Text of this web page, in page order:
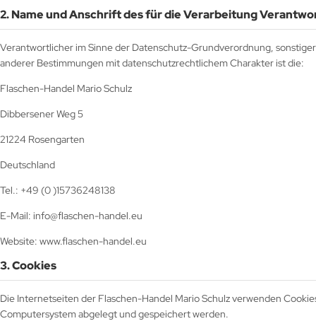
2. Name und Anschrift des für die Verarbeitung
Verantwortlicher im Sinne der Datenschutz-Grundverordnung,
anderer Bestimmungen mit datenschutzrechtlichem Charakter ist die:
Flaschen-Handel Mario Schulz
Dibbersener Weg 5
21224 Rosengarten
Deutschland
Tel.: +49 (0 )15736248138
E-Mail: info@flaschen-handel.eu
Website: www.flaschen-handel.eu
3. Cookies
Die Internetseiten der Flaschen-Handel Mario Schulz verwenden
Computersystem abgelegt und gespeichert werden.